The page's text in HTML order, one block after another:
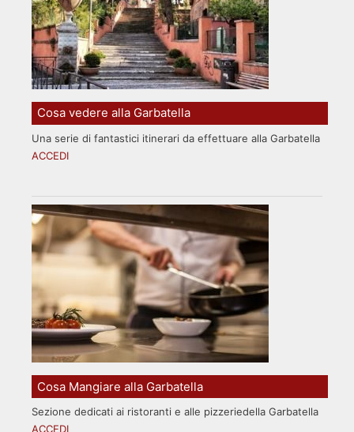
Cosa vedere alla Garbatella
Una serie di fantastici itinerari da effettuare alla Garbatella
ACCEDI
Cosa Mangiare alla Garbatella
Sezione dedicati ai ristoranti e alle pizzeriedella Garbatella
ACCEDI